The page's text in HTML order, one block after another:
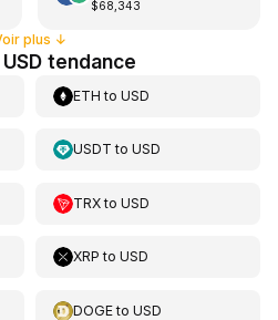
$68,343
plus ↓
tendance
ETH toUSD
USDT toUSD
TRXtoUSD
XRP toUSD
DOGEtoUSD